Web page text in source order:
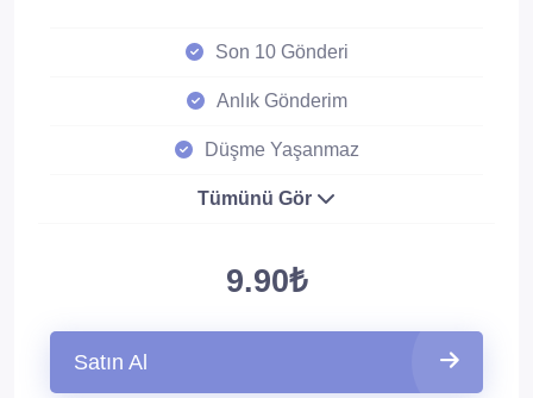
Son 10 Gönderi
Anlık Gönderim
Düşme Yaşanmaz
Tümünü Gör
9.90₺
Satın Al